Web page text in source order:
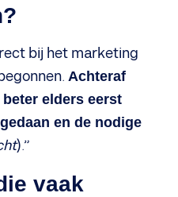
bij het marketing
Achteraf
elders eerst
en de nodige
).”
vaak